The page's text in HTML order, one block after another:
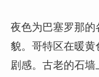
夜色为巴塞罗那
貌。哥特区在暖
剧感。古老的石